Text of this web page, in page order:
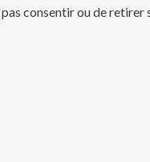
consentir ou de